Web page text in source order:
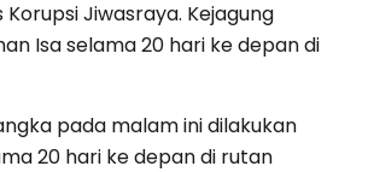
Jiwasraya. Kejagung
Isa selama 20 hari ke depan di
pada malam ini dilakukan
20 hari ke depan di rutan